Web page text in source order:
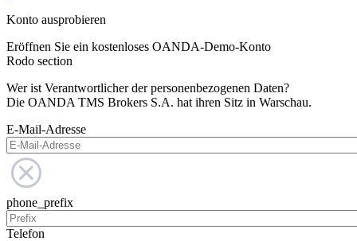
Konto ausprobieren
Eröffnen Sie ein kostenloses OANDA-Demo-Konto
Rodo section
Wer ist Verantwortlicher der personenbezogenen Daten?
Die OANDA TMS Brokers S.A. hat ihren Sitz in Warschau.
E-Mail-Adresse
phone_prefix
Telefon